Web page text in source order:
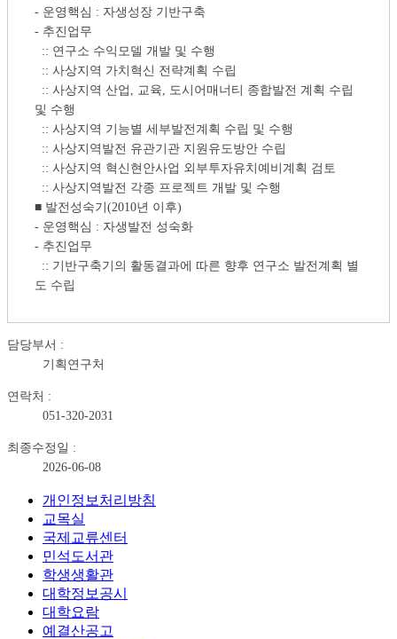
- 운영핵심 : 자생성장 기반구축
- 추진업무
:: 연구소 수익모델 개발 및 수행
:: 사상지역 가치혁신 전략계획 수립
:: 사상지역 산업, 교육, 도시어매너티 종합발전 계획 수립
및 수행
:: 사상지역 기능별 세부발전계획 수립 및 수행
:: 사상지역발전 유관기관 지원유도방안 수립
:: 사상지역 혁신현안사업 외부투자유치예비계획 검토
:: 사상지역발전 각종 프로젝트 개발 및 수행
■ 발전성숙기(2010년 이후)
- 운영핵심 : 자생발전 성숙화
- 추진업무
:: 기반구축기의 활동결과에 따른 향후 연구소 발전계획 별
도 수립
담당부서 :
기획연구처
연락처 :
051-320-2031
최종수정일 :
2026-06-08
개인정보처리방침
교목실
국제교류센터
민석도서관
학생생활관
대학정보공시
대학요람
예결산공고